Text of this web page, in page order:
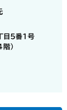
目5番1号
）